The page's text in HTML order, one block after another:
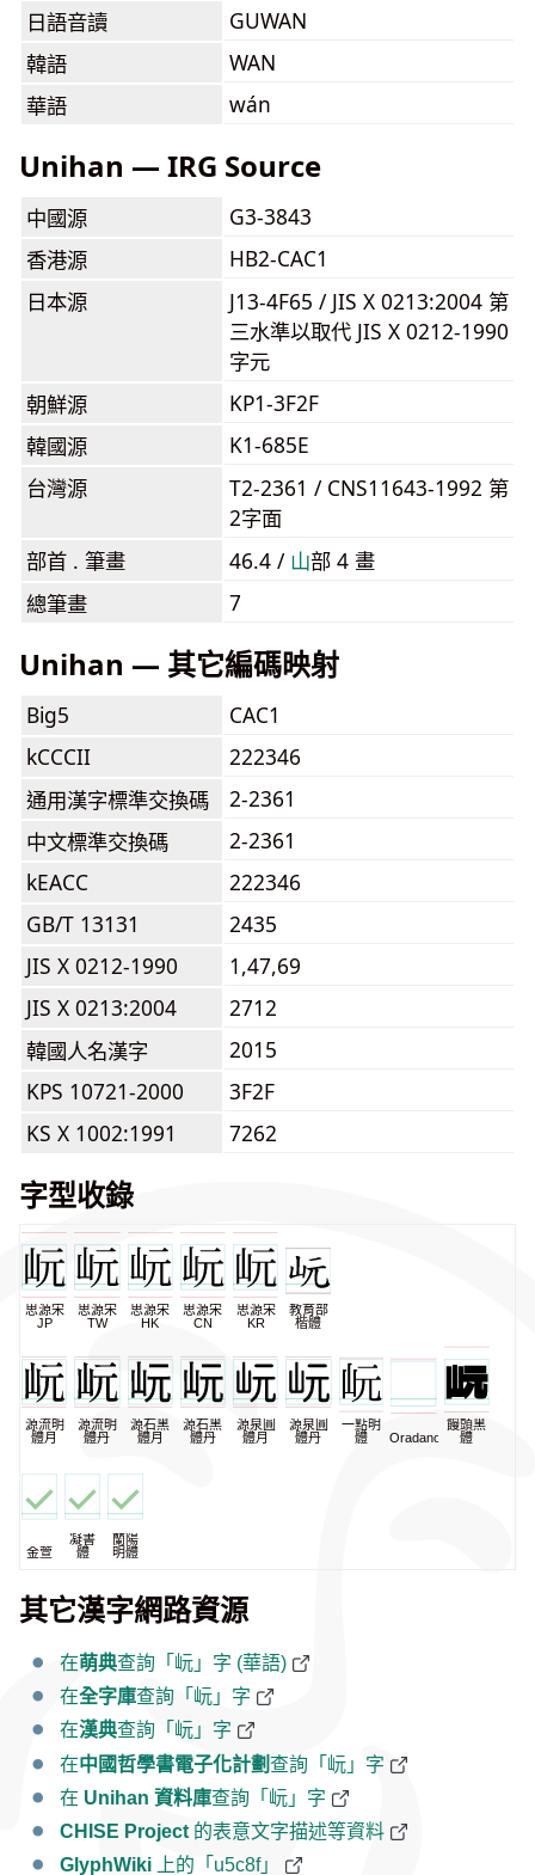
日語音讀
GUWAN
韓語
WAN
華語
wán
Unihan — IRG Source
中國源
G3-3843
香港源
HB2-CAC1
日本源
J13-4F65 / JIS X 0213:2004 第
三水準以取代 JIS X 0212-1990
字元
朝鮮源
KP1-3F2F
韓國源
K1-685E
台灣源
T2-2361 / CNS11643-1992 第
2字面
部首 . 筆畫
46.4 / ⼭部 4 畫
總筆畫
7
Unihan — 其它編碼映射
Big5
CAC1
kCCCII
222346
通用漢字標準交換碼
2-2361
中文標準交換碼
2-2361
kEACC
222346
GB/T 13131
2435
JIS X 0212-1990
1,47,69
JIS X 0213:2004
2712
韓國人名漢字
2015
KPS 10721-2000
3F2F
KS X 1002:1991
7262
字型收錄
思源宋
JP
思源宋
TW
思源宋
HK
思源宋
CN
思源宋
KR
教育部
楷體
源流明
體月
源流明
體丹
源石黑
體月
源石黑
體丹
源泉圓
體月
源泉圓
體丹
一點明
體
Oradano
饅頭黑
體
金萱
凝書
體
蘭陽
明體
其它漢字網路資源
在萌典查詢「岏」字 (華語)
在全字庫查詢「岏」字
在漢典查詢「岏」字
在中國哲學書電子化計劃查詢「岏」字
在 Unihan 資料庫查詢「岏」字
CHISE Project 的表意文字描述等資料
GlyphWiki 上的「u5c8f」